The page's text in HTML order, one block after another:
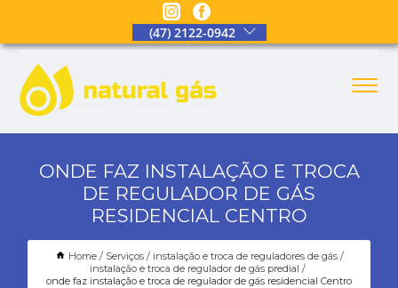
(47) 2122-0942
ONDE FAZ INSTALAÇÃO E TROCA
DE REGULADOR DE GÁS
RESIDENCIAL CENTRO
Home Serviços
instalação e troca de reguladores de gás
instalação e troca de regulador de gás predial
onde faz instalação e troca de regulador de gás residencial Centro